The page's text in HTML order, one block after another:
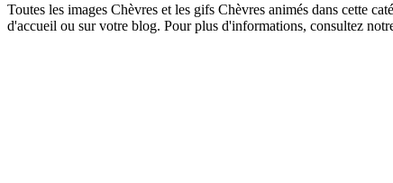
Toutes les images Chèvres et les gifs Chèvres animés dans cette
d'accueil ou sur votre blog. Pour plus d'informations, consultez